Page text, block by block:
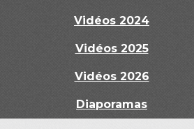
Vidéos 2024
Vidéos 2025
Vidéos 2026
Diaporamas